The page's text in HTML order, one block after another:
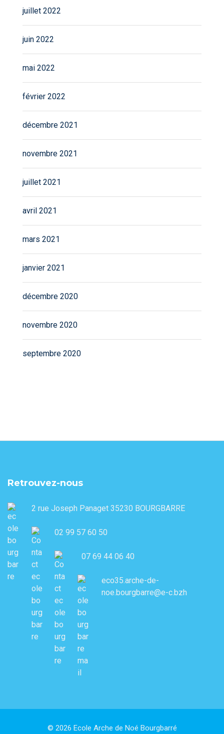
juillet 2022
juin 2022
mai 2022
février 2022
décembre 2021
novembre 2021
juillet 2021
avril 2021
mars 2021
janvier 2021
décembre 2020
novembre 2020
septembre 2020
Retrouvez-nous
2 rue Joseph Panaget 35230 BOURGBARRE
02 99 57 60 50
07 69 44 06 40
eco35.arche-de-
noe.bourgbarre@e-c.bzh
© 2026 Ecole Arche de Noé Bourgbarré